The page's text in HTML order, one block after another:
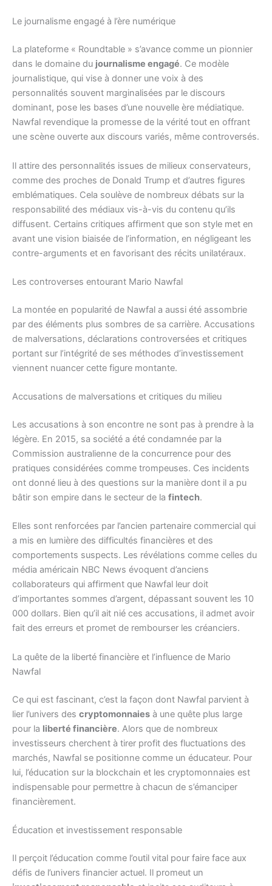
Le journalisme engagé à l’ère numérique
La plateforme « Roundtable » s’avance comme un pionnier
dans le domaine du journalisme engagé. Ce modèle
journalistique, qui vise à donner une voix à des
personnalités souvent marginalisées par le discours
dominant, pose les bases d’une nouvelle ère médiatique.
Nawfal revendique la promesse de la vérité tout en offrant
une scène ouverte aux discours variés, même controversés.
Il attire des personnalités issues de milieux conservateurs,
comme des proches de Donald Trump et d’autres figures
emblématiques. Cela soulève de nombreux débats sur la
responsabilité des médiaux vis-à-vis du contenu qu’ils
diffusent. Certains critiques affirment que son style met en
avant une vision biaisée de l’information, en négligeant les
contre-arguments et en favorisant des récits unilatéraux.
Les controverses entourant Mario Nawfal
La montée en popularité de Nawfal a aussi été assombrie
par des éléments plus sombres de sa carrière. Accusations
de malversations, déclarations controversées et critiques
portant sur l’intégrité de ses méthodes d’investissement
viennent nuancer cette figure montante.
Accusations de malversations et critiques du milieu
Les accusations à son encontre ne sont pas à prendre à la
légère. En 2015, sa société a été condamnée par la
Commission australienne de la concurrence pour des
pratiques considérées comme trompeuses. Ces incidents
ont donné lieu à des questions sur la manière dont il a pu
bâtir son empire dans le secteur de la fintech.
Elles sont renforcées par l’ancien partenaire commercial qui
a mis en lumière des difficultés financières et des
comportements suspects. Les révélations comme celles du
média américain NBC News évoquent d’anciens
collaborateurs qui affirment que Nawfal leur doit
d’importantes sommes d’argent, dépassant souvent les 10
000 dollars. Bien qu’il ait nié ces accusations, il admet avoir
fait des erreurs et promet de rembourser les créanciers.
La quête de la liberté financière et l’influence de Mario
Nawfal
Ce qui est fascinant, c’est la façon dont Nawfal parvient à
lier l’univers des cryptomonnaies à une quête plus large
pour la liberté financière. Alors que de nombreux
investisseurs cherchent à tirer profit des fluctuations des
marchés, Nawfal se positionne comme un éducateur. Pour
lui, l’éducation sur la blockchain et les cryptomonnaies est
indispensable pour permettre à chacun de s’émanciper
financièrement.
Éducation et investissement responsable
Il perçoit l’éducation comme l’outil vital pour faire face aux
défis de l’univers financier actuel. Il promeut un